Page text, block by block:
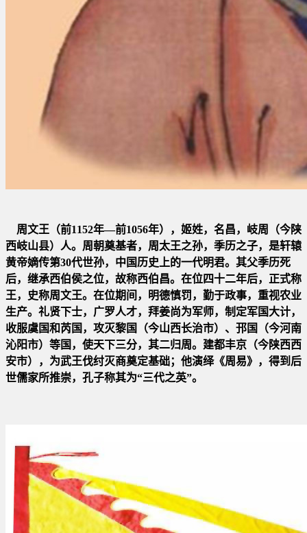
周文王（前1152年―前1056年），姬姓，名昌，岐周（今陕
西岐山县）人。周朝奠基者，周太王之孙，季历之子，是轩辕
黄帝嫡传第30代世孙，中国历史上的一代明君。其父季历死
后，继承西伯侯之位，故称西伯昌。在位四十二年后，正式称
王，
史称周文王。在位期间，明德慎罚，勤于政事，重视农业
生产。礼贤下士，广罗人才，拜姜尚为军师，制定军国大计，
收服虞国和芮国，攻灭黎国（今山西长治市）、邘国（今河南
沁阳市）等国，使天下三分，其二归周。建都丰京（今陕西西
安市），为武王伐纣灭商奠定基础；他演绎《周易》，得到后
世儒家所推崇，孔子称其为“三代之英”。